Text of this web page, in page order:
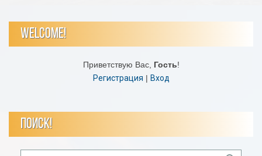
WELCOME!
Приветствую Вас, Гость!
Регистрация | Вход
ПОИСК!